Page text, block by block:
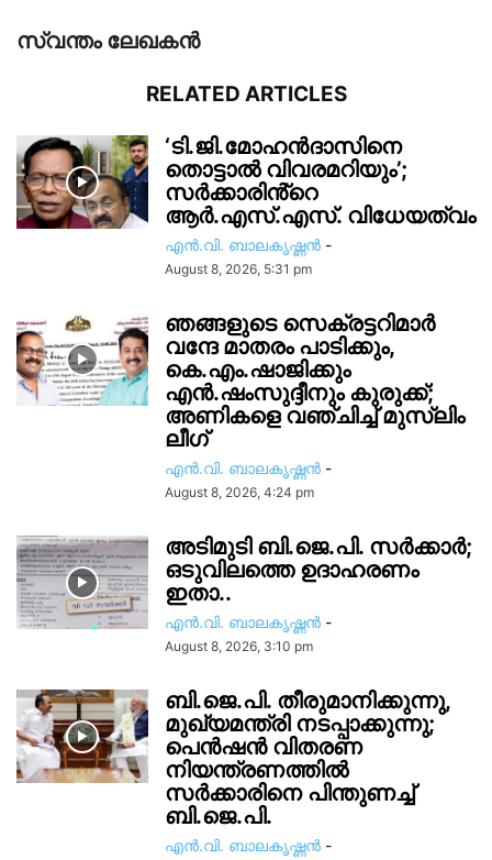
സ്വന്തം ലേഖകന്‍
RELATED ARTICLES
‘ടി.ജി.മോഹൻദാസിനെ
തൊട്ടാൽ വിവരമറിയും’;
സര്‍ക്കാരിൻ്റെ
ആർ.എസ്.എസ്. വിധേയത്വം
എൻ.വി. ബാലകൃഷ്ണൻ -
August 8, 2026, 5:31 pm
ഞങ്ങളുടെ സെക്രട്ടറിമാർ
വന്ദേ മാതരം പാടിക്കും,
കെ.എം.ഷാജിക്കും
എൻ.ഷംസുദ്ദീനും കുരുക്ക്;
അണികളെ വഞ്ചിച്ച് മുസ്ലിം
ലീഗ്
എൻ.വി. ബാലകൃഷ്ണൻ -
August 8, 2026, 4:24 pm
അടിമുടി ബി.ജെ.പി. സർക്കാർ;
ഒടുവിലത്തെ ഉദാഹരണം
ഇതാ..
എൻ.വി. ബാലകൃഷ്ണൻ -
August 8, 2026, 3:10 pm
ബി.ജെ.പി. തീരുമാനിക്കുന്നു,
മുഖ്യമന്ത്രി നടപ്പാക്കുന്നു;
പെൻഷൻ വിതരണ
നിയന്ത്രണത്തിൽ
സ‍ർക്കാരിനെ പിന്തുണച്ച്
ബി.ജെ.പി.
എൻ.വി. ബാലകൃഷ്ണൻ -